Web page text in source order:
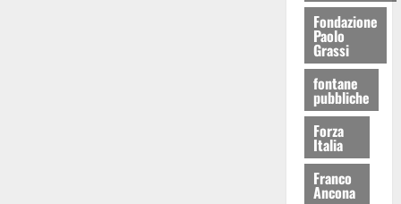
Fondazione
Paolo
Grassi
fontane
pubbliche
Forza
Italia
Franco
Ancona